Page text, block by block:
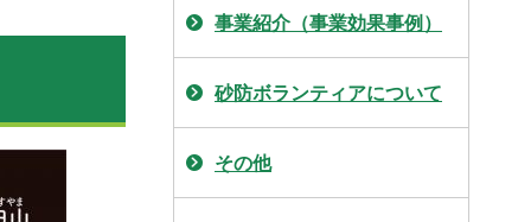
事業紹介（事業効果事例）
砂防ボランティアについて
その他